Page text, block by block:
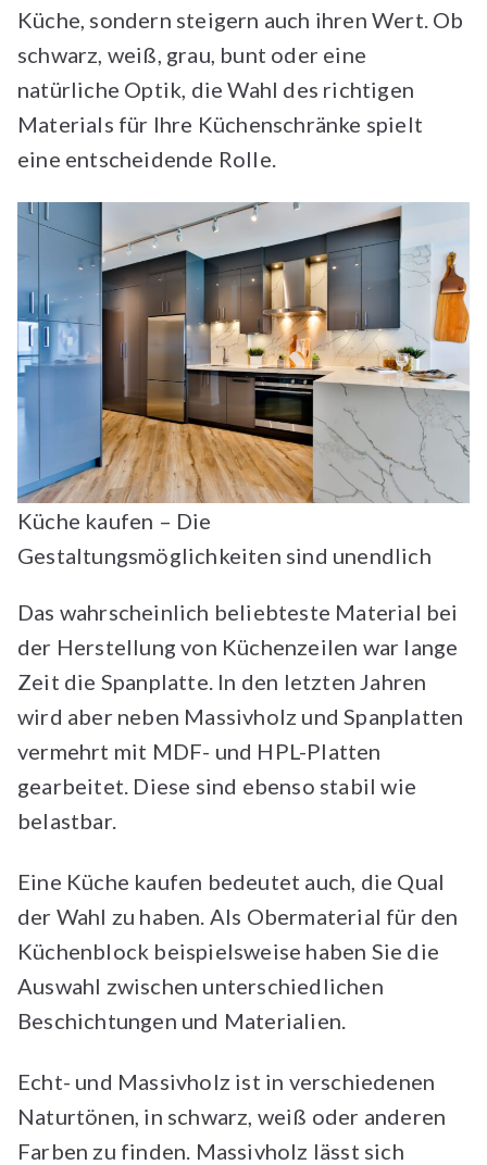
Küche, sondern steigern auch ihren Wert. Ob
schwarz, weiß, grau, bunt oder eine
natürliche Optik, die Wahl des richtigen
Materials für Ihre Küchenschränke spielt
eine entscheidende Rolle.
Küche kaufen – Die
Gestaltungsmöglichkeiten sind unendlich
Das wahrscheinlich beliebteste Material bei
der Herstellung von Küchenzeilen war lange
Zeit die Spanplatte. In den letzten Jahren
wird aber neben Massivholz und Spanplatten
vermehrt mit MDF- und HPL-Platten
gearbeitet. Diese sind ebenso stabil wie
belastbar.
Eine Küche kaufen bedeutet auch, die Qual
der Wahl zu haben. Als Obermaterial für den
Küchenblock beispielsweise haben Sie die
Auswahl zwischen unterschiedlichen
Beschichtungen und Materialien.
Echt- und Massivholz ist in verschiedenen
Naturtönen, in schwarz, weiß oder anderen
Farben zu finden. Massivholz lässt sich